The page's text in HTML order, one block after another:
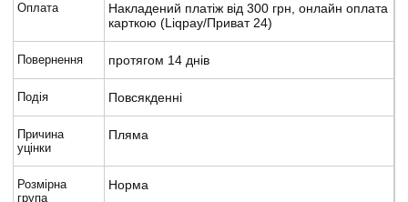
Оплата
Накладений платіж від 300 грн, онлайн оплата
карткою (Liqpay/Приват 24)
Повернення протягом 14 днів
Подія Повсякденні
Причина
уцінки
Пляма
Розмірна
група
Норма